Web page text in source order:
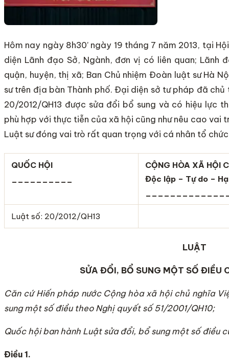
Hôm nay ngày 8h30’ ngày 19 tháng 7 năm 2013, tại
diện Lãnh đạo Sở, Ngành, đơn vị có liên quan; Lãnh
quận, huyện, thị xã; Ban Chủ nhiệm Đoàn luật sư Hà
sư trên địa bàn Thành phố. Đại diện sở tư pháp đã
20/2012/QH13 được sửa đổi bổ sung và có hiệu lực
phù hợp với thực tiễn của xã hội cũng như nêu cao vai
Luật sư đóng vai trò rất quan trọng với cá nhân tổ
QUỐC HỘI
CỘNG HÒA XÃ HỘI
Độc lập – Tự do –
Luật số: 20/2012/QH13
LUẬT
SỬA ĐỔI, BỔ SUNG MỘT SỐ ĐIỀU
Căn cứHiến pháp nước Cộng hòa xã hội chủ nghĩa
sung một số điều theo Nghị quyết số51/2001/QH10;
Quốc hội ban hành Luật sửa đổi, bổsung một số điều
Điều 1.